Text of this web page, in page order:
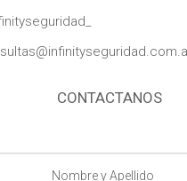
CONTACTANOS